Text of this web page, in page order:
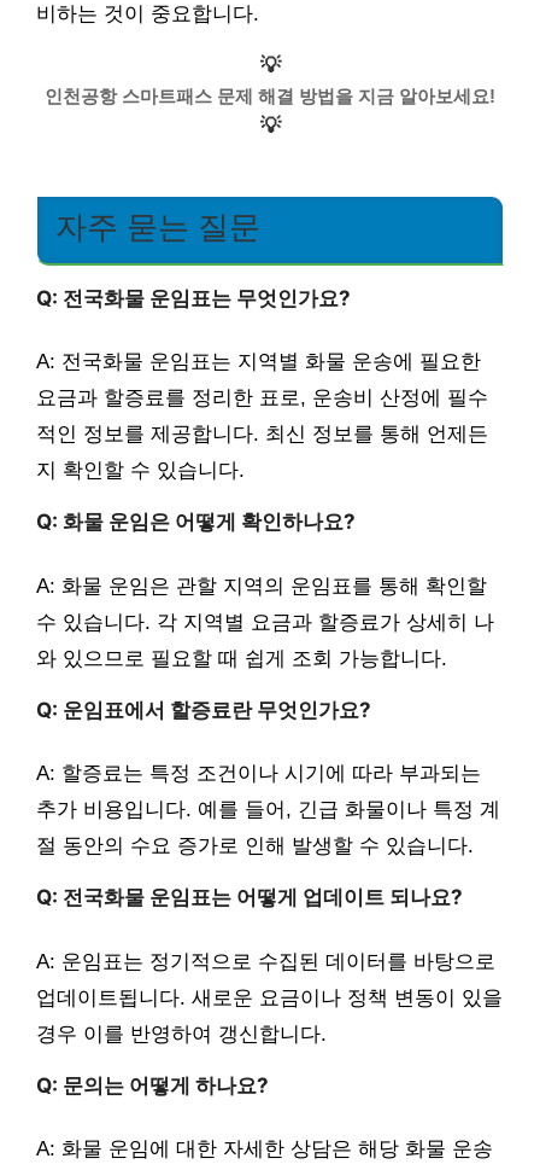
비하는 것이 중요합니다.
💡
인천공항 스마트패스 문제 해결 방법을 지금 알아보세요!
💡
자주 묻는 질문
Q: 전국화물 운임표는 무엇인가요?
A: 전국화물 운임표는 지역별 화물 운송에 필요한
요금과 할증료를 정리한 표로, 운송비 산정에 필수
적인 정보를 제공합니다. 최신 정보를 통해 언제든
지 확인할 수 있습니다.
Q: 화물 운임은 어떻게 확인하나요?
A: 화물 운임은 관할 지역의 운임표를 통해 확인할
수 있습니다. 각 지역별 요금과 할증료가 상세히 나
와 있으므로 필요할 때 쉽게 조회 가능합니다.
Q: 운임표에서 할증료란 무엇인가요?
A: 할증료는 특정 조건이나 시기에 따라 부과되는
추가 비용입니다. 예를 들어, 긴급 화물이나 특정 계
절 동안의 수요 증가로 인해 발생할 수 있습니다.
Q: 전국화물 운임표는 어떻게 업데이트 되나요?
A: 운임표는 정기적으로 수집된 데이터를 바탕으로
업데이트됩니다. 새로운 요금이나 정책 변동이 있을
경우 이를 반영하여 갱신합니다.
Q: 문의는 어떻게 하나요?
A: 화물 운임에 대한 자세한 상담은 해당 화물 운송